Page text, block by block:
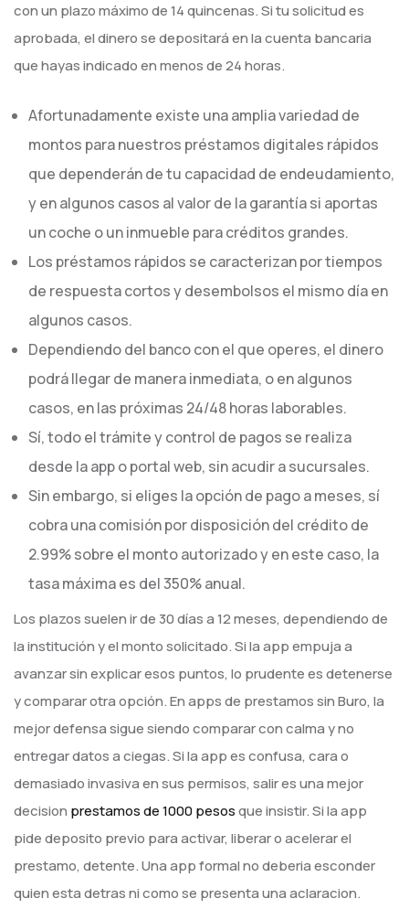
con un plazo máximo de 14 quincenas. Si tu solicitud es
aprobada, el dinero se depositará en la cuenta bancaria
que hayas indicado en menos de 24 horas.
Afortunadamente existe una amplia variedad de
montos para nuestros préstamos digitales rápidos
que dependerán de tu capacidad de endeudamiento,
y en algunos casos al valor de la garantía si aportas
un coche o un inmueble para créditos grandes.
Los préstamos rápidos se caracterizan por tiempos
de respuesta cortos y desembolsos el mismo día en
algunos casos.
Dependiendo del banco con el que operes, el dinero
podrá llegar de manera inmediata, o en algunos
casos, en las próximas 24/48 horas laborables.
Sí, todo el trámite y control de pagos se realiza
desde la app o portal web, sin acudir a sucursales.
Sin embargo, si eliges la opción de pago a meses, sí
cobra una comisión por disposición del crédito de
2.99% sobre el monto autorizado y en este caso, la
tasa máxima es del 350% anual.
Los plazos suelen ir de 30 días a 12 meses, dependiendo de
la institución y el monto solicitado. Si la app empuja a
avanzar sin explicar esos puntos, lo prudente es detenerse
y comparar otra opción. En apps de prestamos sin Buro, la
mejor defensa sigue siendo comparar con calma y no
entregar datos a ciegas. Si la app es confusa, cara o
demasiado invasiva en sus permisos, salir es una mejor
decision prestamos de 1000 pesosque insistir. Si la app
pide deposito previo para activar, liberar o acelerar el
prestamo, detente. Una app formal no deberia esconder
quien esta detras ni como se presenta una aclaracion.